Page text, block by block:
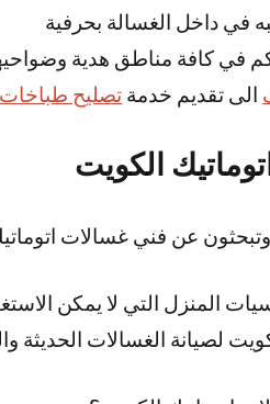
في داخل الغسالة بحرفية
في كافة مناطق هدية
الى تقديم خدمة تصليح طباخات
الكويت
عن فني غسالات
المنزل التي لا يمكن
لصيانة الغسالات الحديثة